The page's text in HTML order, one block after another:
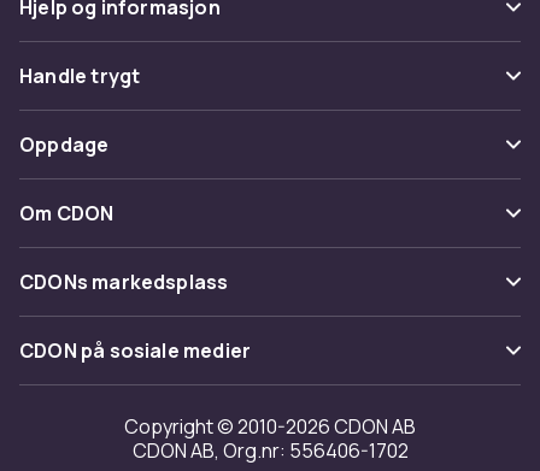
Hjelp og informasjon
Vanlige spørsmål
Spor pakke
Angre & returner her
Kontakt oss
Handle trygt
Betaling
Levering
Tilbakekallinger
Oppdage
Kategorier
Varemerker
Om CDON
Om oss
Kundeanmeldelser
Jobbe på CDON
Investor relations
Tilgjengelighet
CDONs markedsplass
Merchant Help Center
CDON på sosiale medier
Copyright © 2010-2026 CDON AB
CDON AB, Org.nr: 556406-1702